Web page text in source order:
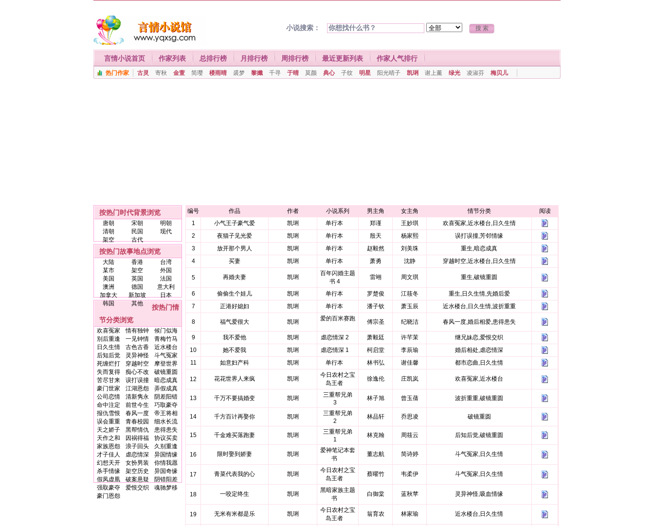
小说搜索：
言情小说首页 作家列表 总排行榜 月排行榜 周排行榜 最近更新列表 作家人气排行
热门作家 古灵 寄秋 金萱 简璎 楼雨晴 裘梦 黎孅 千寻 于晴 莫颜 典心 子纹 明星 阳光晴子 凯琍 谢上薰 绿光 凌淑芬 梅贝儿
按热门时代背景浏览
唐朝 宋朝
明朝
清朝
民国
现代
架空
古代
按热门故事地点浏览
大陆 香港
台湾
某市
架空
外国
美国
英国
法国
澳洲
德国
意大利
加拿大
新加坡
日本
韩国
其他
按热门情
节分类浏览
欢喜冤家 情有独钟
候门似海
别后重逢
一见钟情
青梅竹马
日久生情
古色古香
近水楼台
后知后觉
灵异神怪
斗气冤家
死缠烂打
穿越时空
摩登世界
失而复得
痴心不改
破镜重圆
苦尽甘来
误打误撞
暗恋成真
豪门世家
江湖恩怨
弄假成真
公司恋情
清新隽永
阴差阳错
命中注定
前世今生
巧取豪夺
报仇雪恨
春风一度
帝王将相
误会重重
青春校园
细水长流
天之娇子
黑帮情仇
患得患失
天作之和
因祸得福
协议买卖
家族恩怨
浪子回头
久别重逢
才子佳人
虐恋情深
异国情缘
幻想天开
女扮男装
你情我愿
杀手情缘
架空历史
异国奇缘
假凤虚凰
破案悬疑
阴错阳差
强取豪夺
爱恨交织
魂驰梦移
豪门恩怨
编号 作品 作者 小说系列 男主角 女主角 情节分类
阅读
1
小气王子豪气爱 凯琍 单行本 郑谨 王妙琪
欢喜冤家,近水楼台,日久生情
2
夜猫子见光爱 凯琍 单行本 殷天 杨家熙
误打误撞,芳邻情缘
3
放开那个男人 凯琍 单行本 赵毅然 刘美珠
重生,暗恋成真
4
买妻 凯琍 单行本 萧勇 沈静 穿越时空,近水楼台,日久生情
5 再婚夫妻 凯琍
百年闪婚主题
书 4
雷翊 周文琪 重生,破镜重圆
6 偷偷生个娃儿 凯琍 单行本 罗楚俊 江筱冬
重生,日久生情,先婚后爱
7
正港好媳妇 凯琍 单行本 潘子钦 萧玉辰 近水楼台,日久生情,波折重重
8 福气爱很大 凯琍 爱的百米赛跑 傅宗圣 纪晓洁 春风一度,婚后相爱,患得患失
9 我不爱他 凯琍 虐恋情深 2 萧毅廷 许芊茉
继兄妹恋,爱恨交织
10
她不爱我 凯琍 虐恋情深 1 柯启堂 李辰瑜
婚后相处,虐恋情深
11
如意妇产科 凯琍 单行本 林书弘 谢佳馨 都市恋曲,日久生情
12 花花世界人来疯 凯琍
今日农村之宝
岛王者
徐逸伦 庄凯岚 欢喜冤家,近水楼台
13 千万不要搞婚变 凯琍
三重帮兄弟
3
林子旭 曾玉蒨 波折重重,破镜重圆
14 千方百计再娶你 凯琍
三重帮兄弟
2
林品轩 乔思凌 破镜重圆
15 千金难买落跑妻 凯琍
三重帮兄弟
1
林克翰 周筱云 后知后觉,破镜重圆
16 限时娶到娇妻 凯琍
爱神笔记本套
书
董志航 简诗婷 斗气冤家,日久生情
17 青菜代表我的心 凯琍
今日农村之宝
岛王者
蔡曜竹 韦柔伊 斗气冤家,日久生情
18 一咬定终生 凯琍
黑暗家族主题
书
白御棠 蓝秋苹 灵异神怪,吸血情缘
19 无米有米都是乐 凯琍
今日农村之宝
岛王者
翁育农 林家瑜 近水楼台,日久生情